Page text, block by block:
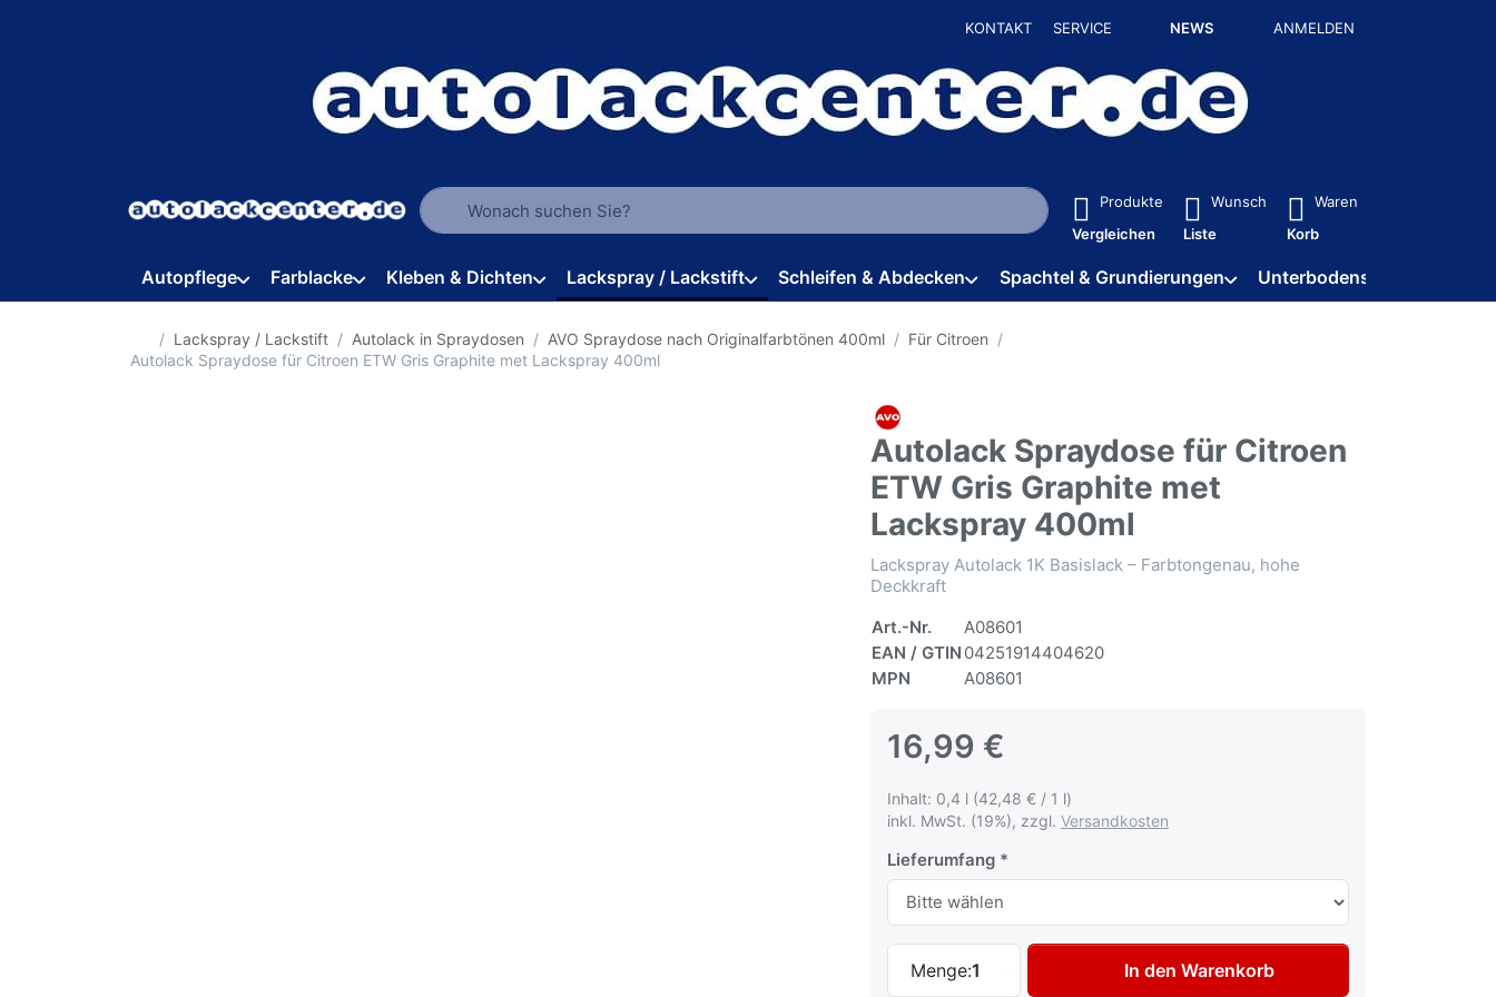
KONTAKT SERVICE NEWS ANMELDEN
Geben Sie einen Suchbegriff ein. Während Sie tippen, erscheinen automatisch erste Ergebnisse. Drücken Sie die Eingabetaste, um alle
Produkte
Vergleichen
Wunsch
Liste
Waren
Korb
Autopflege Farblacke Kleben & Dichten Lackspray / Lackstift Schleifen & Abdecken Spachtel & Grundierungen Unterbodenschutz / HV
Startseite
Lackspray / Lackstift Autolack in Spraydosen AVO Spraydose nach Originalfarbtönen 400ml
Für Citroen
Autolack Spraydose für Citroen ETW Gris Graphite met Lackspray 400ml
Autolack Spraydose für Citroen
ETW Gris Graphite met
Lackspray 400ml
Lackspray Autolack 1K Basislack – Farbtongenau, hohe
Deckkraft
Art.-Nr.
A08601
EAN / GTIN 04251914404620
MPN
A08601
16,99 €
Inhalt: 0,4 l (42,48 € / 1 l)
inkl. MwSt. (19%), zzgl. Versandkosten
Lieferumfang
Menge:1
Autolack Spraydose für Citroen ETW Gris Graphite met
In den Warenkorb